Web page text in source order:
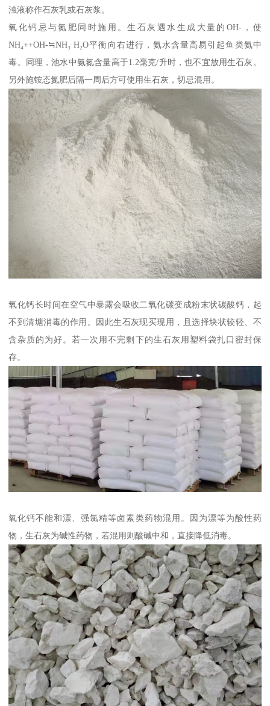
浊液称作石灰乳或石灰浆。
氧化钙忌与氮肥同时施用。生石灰遇水生成大量的OH-，使
NH₄++OH-≒NH₃·H₂O平衡向右进行，氨水含量高易引起鱼类氨中
毒。同理，池水中氨氮含量高于1.2毫克/升时，也不宜放用生石灰。
另外施铵态氮肥后隔一周后方可使用生石灰，切忌混用。
氧化钙长时间在空气中暴露会吸收二氧化碳变成粉末状碳酸钙，起
不到清塘消毒的作用。因此生石灰现买现用，且选择块状较轻、不
含杂质的为好。若一次用不完剩下的生石灰用塑料袋扎口密封保
存。
氧化钙不能和漂、强氯精等卤素类药物混用。因为漂等为酸性药
物，生石灰为碱性药物，若混用则酸碱中和，直接降低消毒。